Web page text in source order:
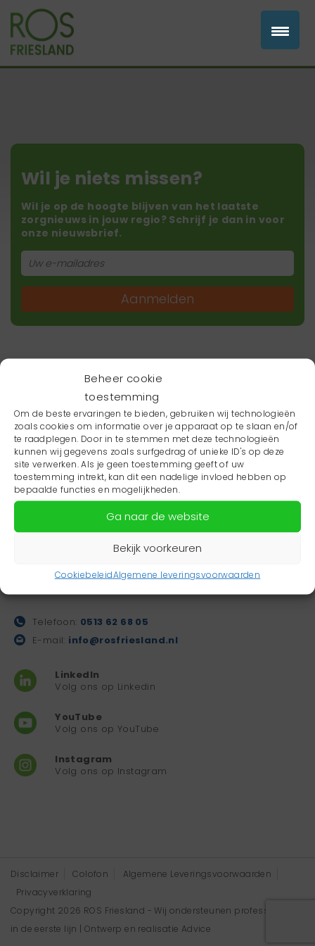
Beheer cookie
toestemming
Om de beste ervaringen te bieden, gebruiken wij technologieën
zoals cookies om informatie over je apparaat op te slaan en/of
te raadplegen. Door in te stemmen met deze technologieën
kunnen wij gegevens zoals surfgedrag of unieke ID's op deze
site verwerken. Als je geen toestemming geeft of uw
toestemming intrekt, kan dit een nadelige invloed hebben op
bepaalde functies en mogelijkheden.
Ga naar de website
Bekijk voorkeuren
CookiebeleidAlgemene leveringsvoorwaarden
Wil je niets missen?
Wil je op de hoogte blijven van het laatste
zorgnieuws in jouw regio? Schrijf je dan in voor
onze nieuwsbrief.
Aanmelden
Gezondheidsboulevard
Dalhuysenstraat 35
Telefoon: 0513 62 68 05
E-mail: info@rosfriesland.nl
LinkedIn
Volg ons op Linkedin
YouTube
Volg ons op YouTube
Instagram
Volg ons op Instagram
Disclaimer Colofon
Algemene Leveringsvoorwaarden
Privacyverklaring
Copyright 2026 ROS Friesland - Wij ondersteunen professionals
in de eerste lijn | Ontwerp en realisatie Advice